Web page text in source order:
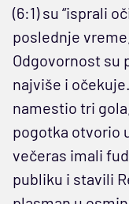
(6:1) su “isprali
poslednje
Odgovornost su
najviše i očekuje.
namestio tri
pogotka otvorio
večeras imali
publiku i stavili